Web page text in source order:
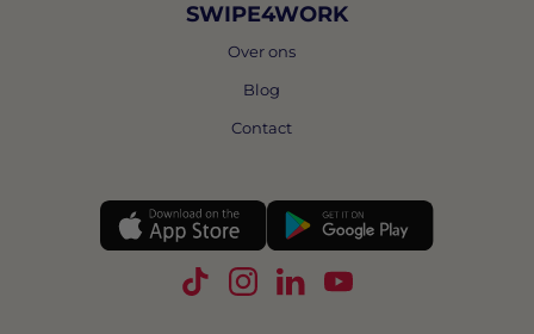
SWIPE4WORK
Over ons
Blog
Contact
Volg Swipe4Work op TikTok
Volg Swipe4Work op
Volg Swipe4Work op
Volg Swipe4Work